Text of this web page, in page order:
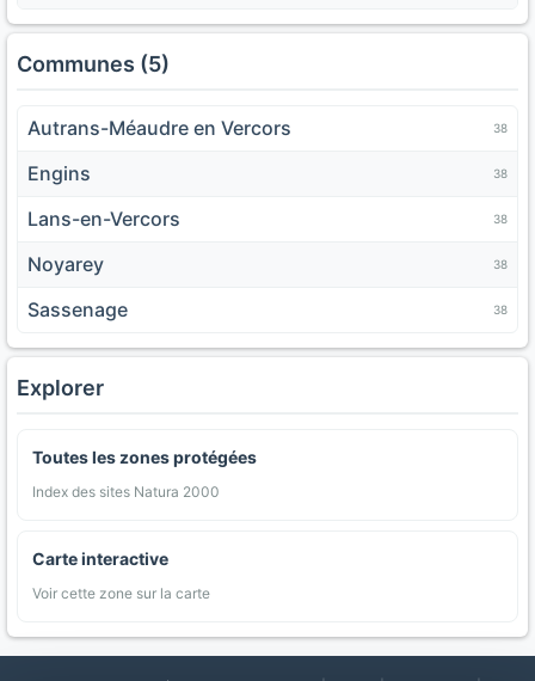
Communes (5)
Autrans-Méaudre en Vercors 38
Engins 38
Lans-en-Vercors 38
Noyarey 38
Sassenage 38
Explorer
Toutes les zones protégées
Index des sites Natura 2000
Carte interactive
Voir cette zone sur la carte